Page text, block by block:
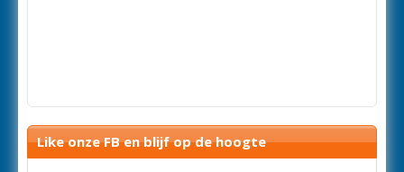
Like onze FB en blijf op de hoogte